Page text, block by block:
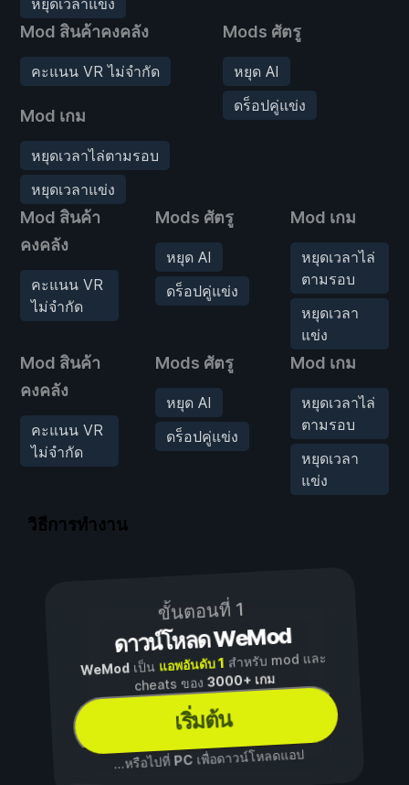
Mod สินค้าคงคลัง
คะแนน VR ไม่จำกัด
Mod เกม
หยุดเวลาไล่ตามรอบ
หยุดเวลาแข่ง
Mods ศัตรู
หยุด AI
ดร็อปคู่แข่ง
Mod สินค้า
คงคลัง
คะแนน VR
ไม่จำกัด
Mods ศัตรู
หยุด AI
ดร็อปคู่แข่ง
Mod เกม
หยุดเวลาไล่
ตามรอบ
หยุดเวลา
แข่ง
Mod สินค้า
คงคลัง
คะแนน VR
ไม่จำกัด
Mods ศัตรู
หยุด AI
ดร็อปคู่แข่ง
Mod เกม
หยุดเวลาไล่
ตามรอบ
หยุดเวลา
แข่ง
วิธีการทำงาน
ขั้นตอนที่ 1
ดาวน์โหลด WeMod
WeModเป็น แอพอันดับ 1 สำหรับ mod และ
cheats ของ3000+ เกม
เริ่มต้น
...หรือไปที่ PCเพื่อดาวน์โหลดแอป